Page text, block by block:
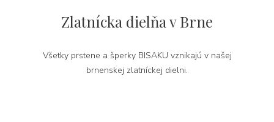
Zlatnícka dielňa v Brne
Všetky prstene a šperky BISAKU vznikajú v našej
brnenskej zlatníckej dielni.